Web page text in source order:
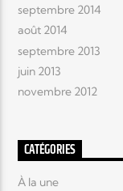
septembre 2014
août 2014
septembre 2013
juin 2013
novembre 2012
CATÉGORIES
À la une